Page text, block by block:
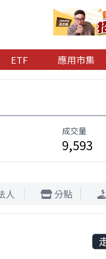
ETF 應用市集
成交量
9,593
人 分點